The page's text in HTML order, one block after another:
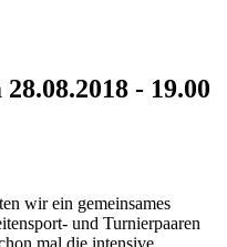
- 19.00
wir ein gemeinsames
und Turnierpaaren
mal die intensive